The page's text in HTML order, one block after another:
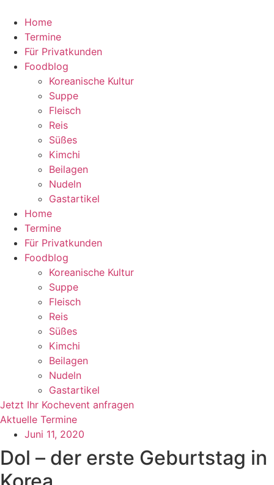
Inhalt
wechseln
Home
Termine
Für Privatkunden
Foodblog
Koreanische Kultur
Suppe
Fleisch
Reis
Süßes
Kimchi
Beilagen
Nudeln
Gastartikel
Home
Termine
Für Privatkunden
Foodblog
Koreanische Kultur
Suppe
Fleisch
Reis
Süßes
Kimchi
Beilagen
Nudeln
Gastartikel
Jetzt Ihr Kochevent anfragen
Aktuelle Termine
Juni 11, 2020
Dol – der erste Geburtstag in